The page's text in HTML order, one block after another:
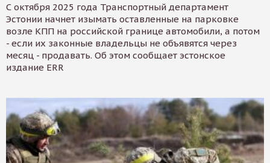
С октября 2025 года Транспортный департамент
Эстонии начнет изымать оставленные на парковке
возле КПП на российской границе автомобили, а потом
- если их законные владельцы не объявятся через
месяц - продавать. Об этом сообщает эстонское
издание ERR